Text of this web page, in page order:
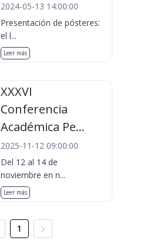
2024-05-13 14:00:00
Presentación de pósteres:
el l...
Leer más
XXXVI
Conferencia
Académica Pe...
2025-11-12 09:00:00
Del 12 al 14 de
noviembre en n...
Leer más
1